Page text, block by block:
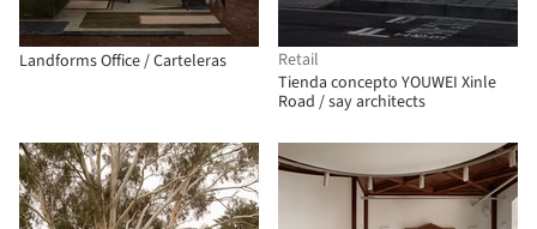
Landforms Office / Carteleras
Retail
Tienda concepto YOUWEI Xinle
Road / say architects